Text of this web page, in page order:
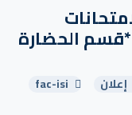
السداسي الثاني 2026/2025 *قسم الحضارة
إعلان
fac-isi